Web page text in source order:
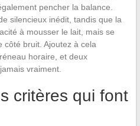
pencher la balance.
silencieux inédit, tandis que la
à mousser le lait, mais se
côté bruit. Ajoutez à cela
horaire, et deux
vraiment.
critères qui font